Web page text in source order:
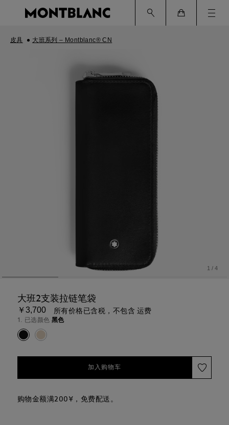
皮具 大班系列 – Montblanc® CN
1 / 4
大班2支装拉链笔袋
￥3,700 所有价格已含税，不包含 运费
1. 已选颜色 黑色
加入购物车
购物金额满200¥，免费配送。